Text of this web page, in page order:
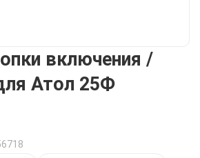
включения /
Атол 25Ф